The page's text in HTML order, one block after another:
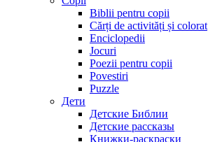
Biblii pentru copii
Cărți de activități și colorat
Enciclopedii
Jocuri
Poezii pentru copii
Povestiri
Puzzle
Дети
Детские Библии
Детские рассказы
Книжки-раскраски